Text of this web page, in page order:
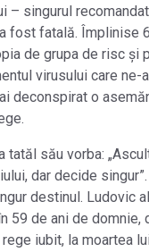
– singurul
fost fatală. Împlinise
de grupa de risc și
virusului care ne-
deconspirat o
tatăl său vorba:
dar decide
destinul. Ludovic
59 de ani de domnie,
iubit, la moartea